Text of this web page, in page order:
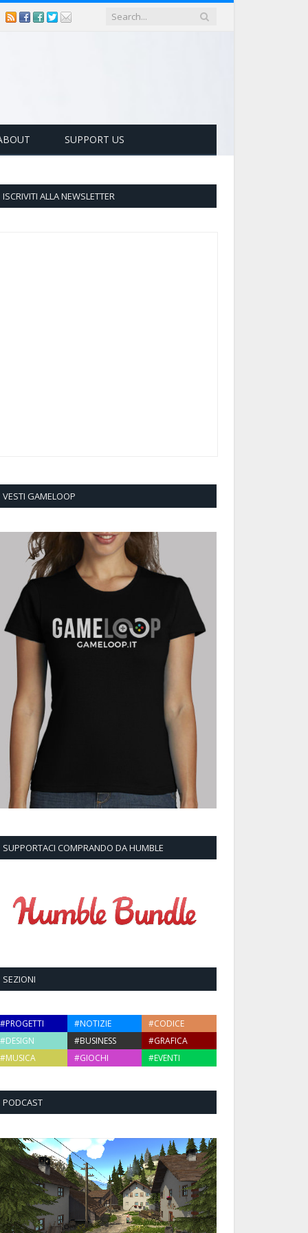
SUPPORT US
ISCRIVITI ALLA NEWSLETTER
VESTI GAMELOOP
SUPPORTACI COMPRANDO DA HUMBLE
SEZIONI
#PROGETTI #NOTIZIE
#CODICE
#DESIGN
#BUSINESS
#GRAFICA
#MUSICA
#GIOCHI #EVENTI
PODCAST